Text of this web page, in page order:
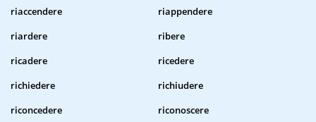
riaccendere
riappendere
riardere
ribere
ricadere
ricedere
richiedere
richiudere
riconcedere
riconoscere